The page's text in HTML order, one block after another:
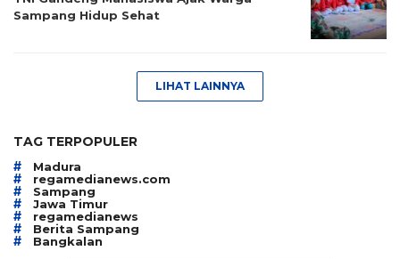
Sampang Hidup Sehat
LIHAT LAINNYA
TAG TERPOPULER
# Madura
# regamedianews.com
# Sampang
# Jawa Timur
# regamedianews
# Berita Sampang
# Bangkalan